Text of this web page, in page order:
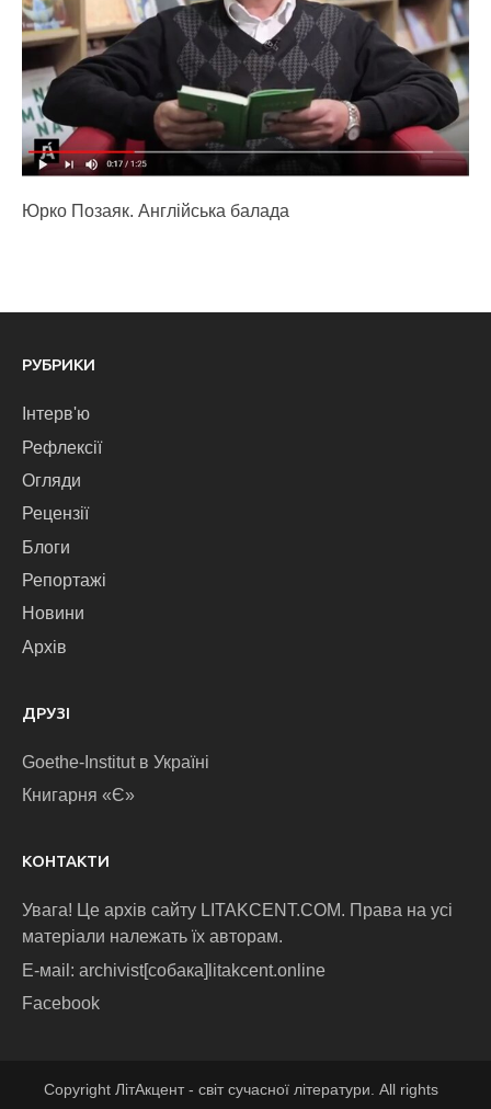
Юрко Позаяк. Англійська балада
РУБРИКИ
Інтерв'ю
Рефлексії
Огляди
Рецензії
Блоги
Репортажі
Новини
Архів
ДРУЗІ
Goethe-Institut в Україні
Книгарня «Є»
КОНТАКТИ
Увага! Це архів сайту LITAKCENT.COM. Права на усі
матеріали належать їх авторам.
E-маіl: archivist[собака]litakcent.online
Facebook
Copyright ЛітАкцент - світ сучасної літератури. All rights